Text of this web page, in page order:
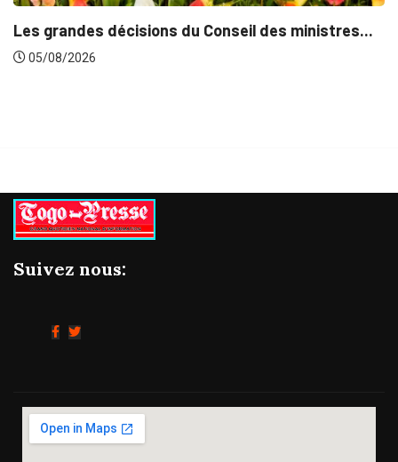
des ministres...
Suivez nous: